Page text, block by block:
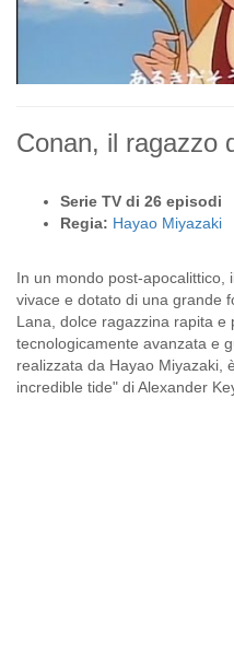
Conan, il ragazzo
Serie TV di 26 episodi
Regia: Hayao Miyazaki
In un mondo post-apocalittico,
vivace e dotato di una grande
Lana, dolce ragazzina rapita e
tecnologicamente avanzata e
realizzata da Hayao Miyazaki,
incredible tide" di Alexander